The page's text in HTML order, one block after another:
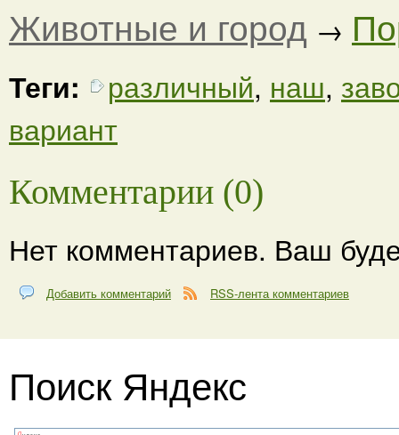
Животные и город →
Теги: различный, наш,
вариант
Комментарии (0)
Нет комментариев. Ваш
Добавить комментарий RSS-лента комментариев
Поиск Яндекс